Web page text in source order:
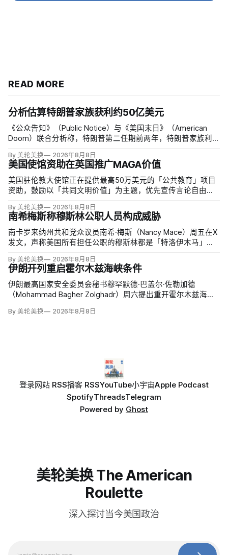
READ MORE
分析估算特朗普家族获利约50亿美元
《公众告知》（Public Notice）与《美国末日》（American
Doom）联合分析称，特朗普第二任期前两年，特朗普家族利润
22.5亿美元、外国授权业务2025年收入6100万美元；
By 美轮美换 2026年8月8日
美国使馆资助在英国推广MAGA价值
美国驻伦敦大使馆正在提供最高50万美元的「公共教育」项目
资助，鼓励以「共同文明价值」为主题，优先宣传言论自由、
念。英国自由民主党议员丽莎·斯玛特（Lisa Smart）指责特朗
普政府用「MAGA资金」干预英国民主；
By 美轮美换 2026年8月8日
南希梅斯称穆斯林公职人员构成威胁
南卡罗来纳州共和党众议员南希·梅斯（Nancy Mace）周五在X
发文，声称美国所有担任公职的穆斯林都是「特洛伊木马」，
默」。截至浏览器核验时，这条帖子获得约440万次浏览、6.2
万次点赞、1万次转发和7800条回复。
By 美轮美换 2026年8月8日
伊朗开列重启霍尔木兹海峡条件
伊朗最高国家安全委员会秘书穆罕默德·巴盖尔·佐勒加德
（Mohammad Bagher Zolghadr）周六提出重开霍尔木兹海峡
支付战争赔偿、释放被冻结资产，并停止攻击伊朗地区盟友及
By 美轮美换 2026年8月8日
登录网站 RSS播客 RSSYouTube小宇宙Apple Podcast
SpotifyThreadsTelegram
Powered by Ghost
美轮美换 The American
Roulette
深入探讨当今美国政治